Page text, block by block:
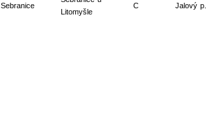
Sebranice
Litomyšle
C Jalový p.